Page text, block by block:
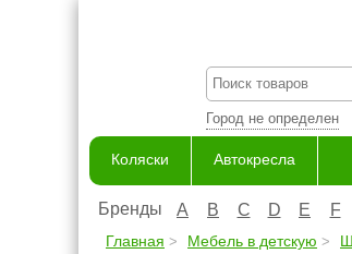
Город не определен
Коляски Автокресла
Бренды A B C D E F
Главная Мебель в детскую